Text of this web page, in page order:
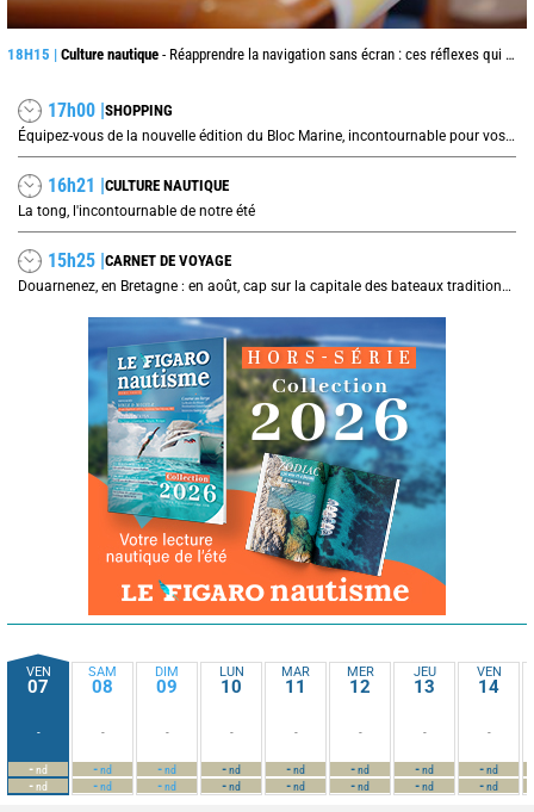
18H15 | Culture nautique - Réapprendre la navigation sans écran : ces réflexes qui peuvent sauver une traversée
17h00 |SHOPPING
Équipez-vous de la nouvelle édition du Bloc Marine, incontournable pour vos prochaines navigations !
16h21 |CULTURE NAUTIQUE
La tong, l'incontournable de notre été
15h25 |CARNET DE VOYAGE
Douarnenez, en Bretagne : en août, cap sur la capitale des bateaux traditionnels et de la sardine
VEN
07
-
-nd
-nd
SAM
08
-
-nd
-nd
DIM
09
-
-nd
-nd
LUN
10
-
-nd
-nd
MAR
11
-
-nd
-nd
MER
12
-
-nd
-nd
JEU
13
-
-nd
-nd
VEN
14
-
-nd
-nd